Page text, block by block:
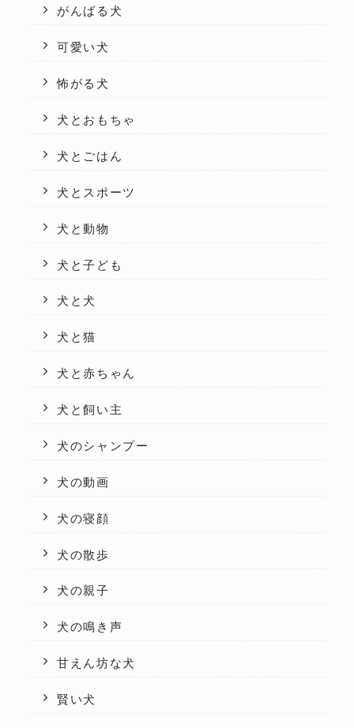
がんばる犬
可愛い犬
怖がる犬
犬とおもちゃ
犬とごはん
犬とスポーツ
犬と動物
犬と子ども
犬と犬
犬と猫
犬と赤ちゃん
犬と飼い主
犬のシャンプー
犬の動画
犬の寝顔
犬の散歩
犬の親子
犬の鳴き声
甘えん坊な犬
賢い犬